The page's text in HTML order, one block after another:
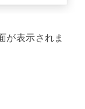
が表示されま